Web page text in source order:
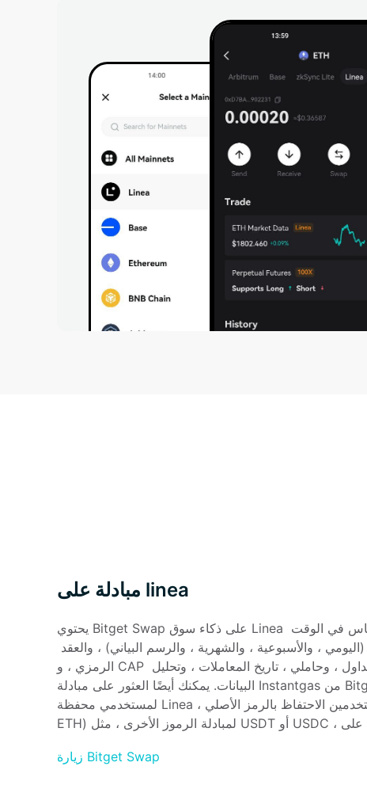
مبادلة على linea
يحتوي Bitget Swap على ذكاء سوق Linea الأكثر شمولاً ، بما في ذلك الاقتباس في الوقت
الرمزي ، و CAP في السوق ، والتوريد المتداول ، وحاملي ، تاريخ المعاملات ، وتحليل
البيانات. يمكنك أيضًا العثور على مبادلة Instantgas من Bitget Wallet ، خاصة بالنسبة
لمستخدمي محفظة Linea ، حيث لا يتطلب من المستخدمين الاحتفاظ بالرمز الأصلي (ETH
زيارة Bitget Swap